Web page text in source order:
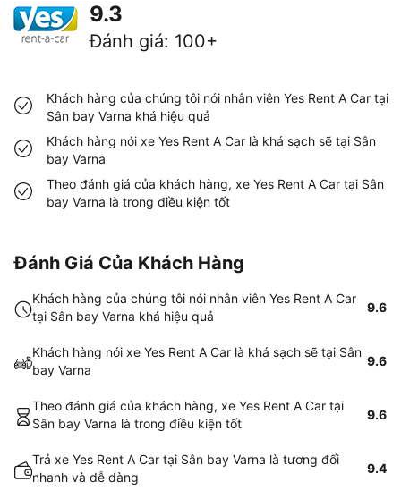
9.3
Đánh giá: 100+
Khách hàng của chúng tôi nói nhân viên Yes Rent A Car tại
Sân bay Varna khá hiệu quả
Khách hàng nói xe Yes Rent A Car là khá sạch sẽ tại Sân
bay Varna
Theo đánh giá của khách hàng, xe Yes Rent A Car tại Sân
bay Varna là trong điều kiện tốt
Đánh Giá Của Khách Hàng
Khách hàng của chúng tôi nói nhân viên Yes Rent A Car
tại Sân bay Varna khá hiệu quả
9.6
Khách hàng nói xe Yes Rent A Car là khá sạch sẽ tại Sân
bay Varna
9.6
Theo đánh giá của khách hàng, xe Yes Rent A Car tại
Sân bay Varna là trong điều kiện tốt
9.6
Trả xe Yes Rent A Car tại Sân bay Varna là tương đối
nhanh và dễ dàng
9.4